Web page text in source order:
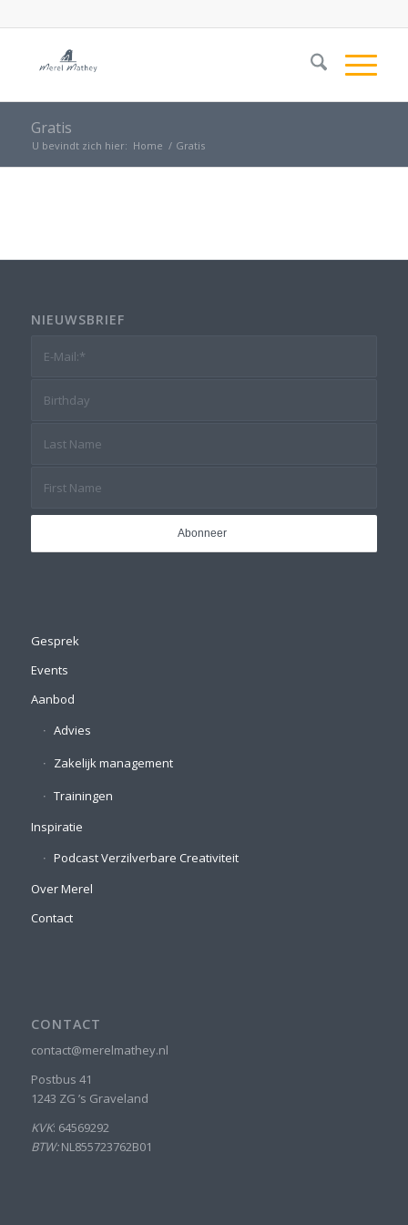
Gratis
U bevindt zich hier: Home / Gratis
NIEUWSBRIEF
Gesprek
Events
Aanbod
Advies
Zakelijk management
Trainingen
Inspiratie
Podcast Verzilverbare Creativiteit
Over Merel
Contact
CONTACT
contact@merelmathey.nl
Postbus 41
1243 ZG ’s Graveland
KVK: 64569292
BTW:NL855723762B01